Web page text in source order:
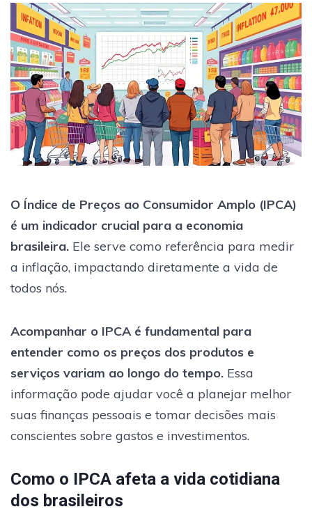
O Índice de Preços ao Consumidor Amplo (IPCA)
é um indicador crucial para a economia
brasileira. Ele serve como referência para medir
a inflação, impactando diretamente a vida de
todos nós.
Acompanhar o IPCA é fundamental para
entender como os preços dos produtos e
serviços variam ao longo do tempo. Essa
informação pode ajudar você a planejar melhor
suas finanças pessoais e tomar decisões mais
conscientes sobre gastos e investimentos.
Como o IPCA afeta a vida cotidiana
dos brasileiros